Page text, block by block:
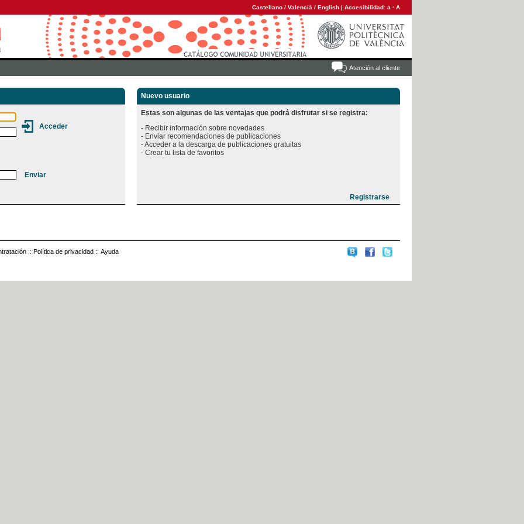
Castellano / Valencià / English | Accesibilidad: a · A
Atención al cliente
Nuevo usuario
Estas son algunas de las ventajas que podrá disfrutar si se registra:
- Recibir información sobre novedades
- Enviar recomendaciones de publicaciones
- Acceder a la descarga de publicaciones gratuitas
:: Política de privacidad :: Ayuda